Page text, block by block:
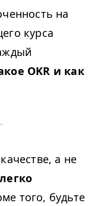
на
курса
OKR и как
а не
того, будьте